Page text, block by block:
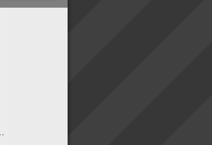
wmode="transparent" /]